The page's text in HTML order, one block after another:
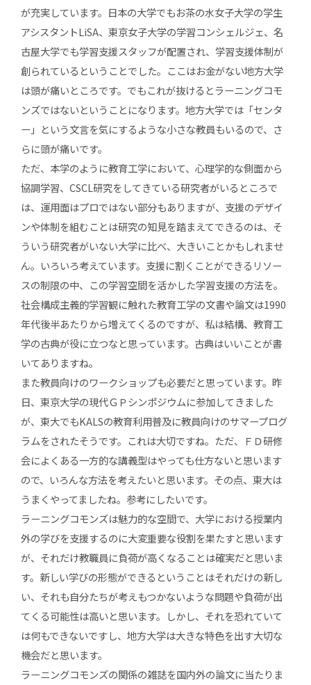
が充実しています。日本の大学でもお茶の水女子大学の学生
アシスタントLiSA、東京女子大学の学習コンシェルジェ、名
古屋大学でも学習支援スタッフが配置され、学習支援体制が
創られているということでした。ここはお金がない地方大学
は頭が痛いところです。でもこれが抜けるとラーニングコモ
ンズではないということになります。地方大学では「センタ
ー」という文言を気にするような小さな教員もいるので、さ
らに頭が痛いです。
ただ、本学のように教育工学において、心理学的な側面から
協調学習、CSCL研究をしてきている研究者がいるところで
は、運用面はプロではない部分もありますが、支援のデザイ
ンや体制を組むことは研究の知見を踏まえてできるのは、そ
ういう研究者がいない大学に比べ、大きいことかもしれませ
ん。いろいろ考えています。支援に割くことができるリソー
スの制限の中、この学習空間を活かした学習支援の方法を。
社会構成主義的学習観に触れた教育工学の文書や論文は1990
年代後半あたりから増えてくるのですが、私は結構、教育工
学の古典が役に立つなと思っています。古典はいいことが書
いてありますね。
また教員向けのワークショップも必要だと思っています。昨
日、東京大学の現代ＧＰシンポジウムに参加してきました
が、東大でもKALSの教育利用普及に教員向けのサマープログ
ラムをされたそうです。これは大切ですね。ただ、ＦＤ研修
会によくある一方的な講義型はやっても仕方ないと思います
ので、いろんな方法を考えたいと思います。その点、東大は
うまくやってましたね。参考にしたいです。
ラーニングコモンズは魅力的な空間で、大学における授業内
外の学びを支援するのに大変重要な役割を果たすと思います
が、それだけ教職員に負荷が高くなることは確実だと思いま
す。新しい学びの形態ができるということはそれだけの新し
い、それも自分たちが考えもつかないような問題や負荷が出
てくる可能性は高いと思います。しかし、それを恐れていて
は何もできないですし、地方大学は大きな特色を出す大切な
機会だと思います。
ラーニングコモンズの関係の雑誌を国内外の論文に当たりま